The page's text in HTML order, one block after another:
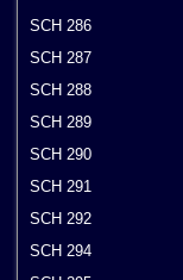
SCH 286
SCH 287
SCH 288
SCH 289
SCH 290
SCH 291
SCH 292
SCH 294